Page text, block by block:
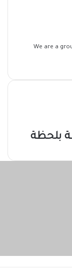
We are a
بلحظة